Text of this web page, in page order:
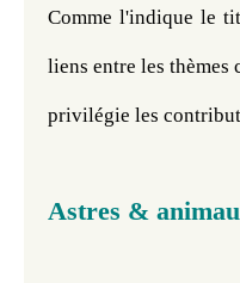
Comme l'indique le
liens entre les thèmes
privilégie les
Astres &